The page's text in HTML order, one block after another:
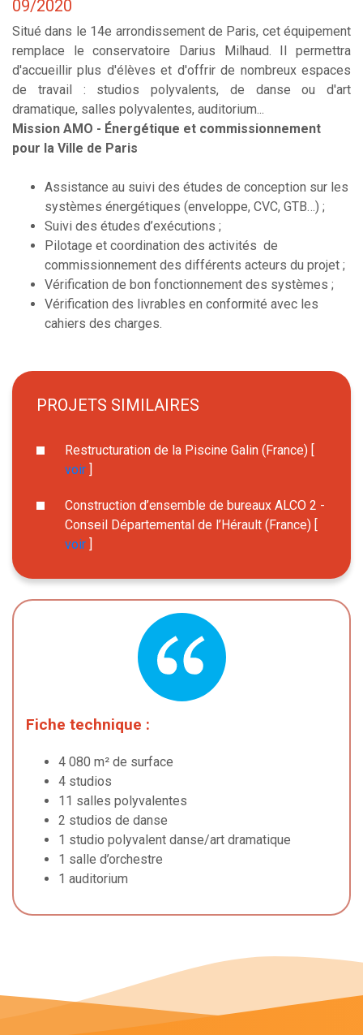
09/2020
Situé dans le 14e arrondissement de Paris, cet équipement
remplace le conservatoire Darius Milhaud. Il permettra
d'accueillir plus d'élèves et d'offrir de nombreux espaces
de travail : studios polyvalents, de danse ou d'art
dramatique, salles polyvalentes, auditorium...
Mission AMO - Énergétique et commissionnement
pour la Ville de Paris
Assistance au suivi des études de conception sur les
systèmes énergétiques (enveloppe, CVC, GTB…) ;
Suivi des études d’exécutions ;
Pilotage et coordination des activités de
commissionnement des différents acteurs du projet ;
Vérification de bon fonctionnement des systèmes ;
Vérification des livrables en conformité avec les
cahiers des charges.
PROJETS SIMILAIRES
Restructuration de la Piscine Galin (France) [
voir ]
Construction d’ensemble de bureaux ALCO 2 -
Conseil Départemental de l’Hérault (France) [
voir ]
Fiche technique :
4 080 m² de surface
4 studios
11 salles polyvalentes
2 studios de danse
1 studio polyvalent danse/art dramatique
1 salle d’orchestre
1 auditorium